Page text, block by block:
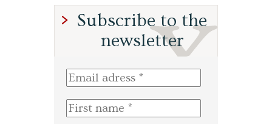
Subscribe to the
newsletter